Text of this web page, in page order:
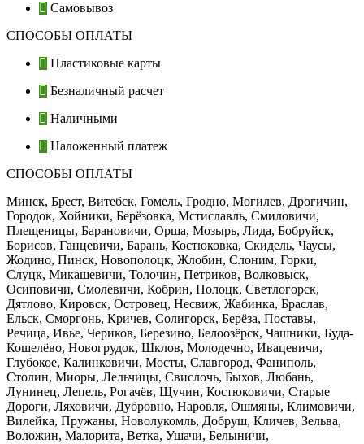
Самовывоз
СПОСОБЫ ОПЛАТЫ
Пластиковые карты
Безналичный расчет
Наличными
Наложенный платеж
СПОСОБЫ ОПЛАТЫ
Минск, Брест, Витебск, Гомель, Гродно, Могилев, Дрогичин,
Городок, Хойники, Берёзовка, Мстиславль, Смиловичи,
Плещеницы, Барановичи, Орша, Мозырь, Лида, Бобруйск,
Борисов, Ганцевичи, Барань, Костюковка, Скидель, Чаусы,
Жодино, Пинск, Новополоцк, Жлобин, Слоним, Горки,
Слуцк, Микашевичи, Толочин, Петриков, Волковыск,
Осиповичи, Смолевичи, Кобрин, Полоцк, Светлогорск,
Дятлово, Кировск, Островец, Несвиж, Жабинка, Браслав,
Ельск, Сморгонь, Кричев, Солигорск, Берёза, Поставы,
Речица, Ивье, Чериков, Березино, Белоозёрск, Чашники, Буда-
Кошелёво, Новогрудок, Шклов, Молодечно, Ивацевичи,
Глубокое, Калинковичи, Мосты, Славгород, Фаниполь,
Столин, Миоры, Лельчицы, Свислочь, Быхов, Любань,
Лунинец, Лепель, Рогачёв, Щучин, Костюковичи, Старые
Дороги, Ляховичи, Дубровно, Наровля, Ошмяны, Климовичи,
Вилейка, Пружаны, Новолукомль, Добруш, Кличев, Зельва,
Воложин, Малорита, Ветка, Ушачи, Белыничи,